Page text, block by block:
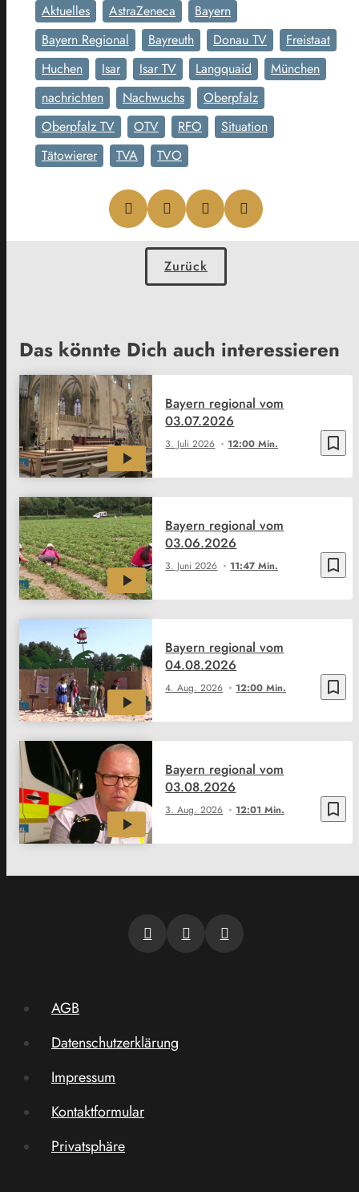
Aktuelles AstraZeneca
Bayern
Bayern Regional
Bayreuth Donau TV
Freistaat
Huchen
Isar Isar TV Langquaid
München
nachrichten
Nachwuchs
Oberpfalz
Oberpfalz TV
OTV RFO
Situation
Tätowierer
TVA TVO
Zurück
Das könnte Dich auch interessieren
bookmark_border
3. Juli 2026 12:00 Min.
Bayern regional vom
03.07.2026
bookmark_border
3. Juni 2026 11:47 Min.
Bayern regional vom
03.06.2026
bookmark_border
4. Aug. 2026 12:00 Min.
Bayern regional vom
04.08.2026
bookmark_border
3. Aug. 2026 12:01 Min.
Bayern regional vom
03.08.2026
AGB
Datenschutzerklärung
Impressum
Kontaktformular
Privatsphäre